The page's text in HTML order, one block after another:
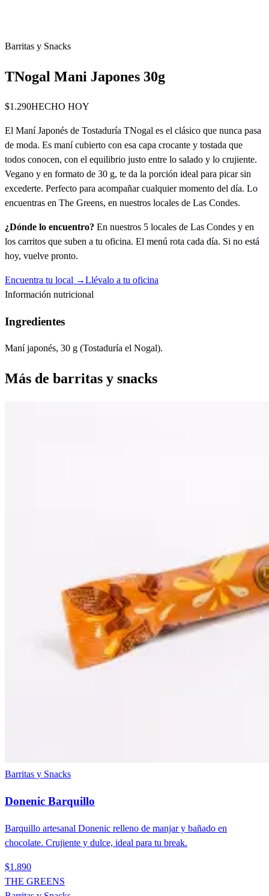
Barritas y Snacks
TNogal Mani Japones 30g
$1.290HECHO HOY
El Maní Japonés de Tostaduría TNogal es el clásico que nunca pasa
de moda. Es maní cubierto con esa capa crocante y tostada que
todos conocen, con el equilibrio justo entre lo salado y lo crujiente.
Vegano y en formato de 30 g, te da la porción ideal para picar sin
excederte. Perfecto para acompañar cualquier momento del día. Lo
encuentras en The Greens, en nuestros locales de Las Condes.
¿Dónde lo encuentro? En nuestros 5 locales de Las Condes y en
los carritos que suben a tu oficina. El menú rota cada día. Si no está
hoy, vuelve pronto.
Encuentra tu local →Llévalo a tu oficina
Información nutricional
Ingredientes
Maní japonés, 30 g (Tostaduría el Nogal).
Más de barritas y snacks
Barritas y Snacks
Donenic Barquillo
Barquillo artesanal Donenic relleno de manjar y bañado en
chocolate. Crujiente y dulce, ideal para tu break.
$1.890
THE GREENS